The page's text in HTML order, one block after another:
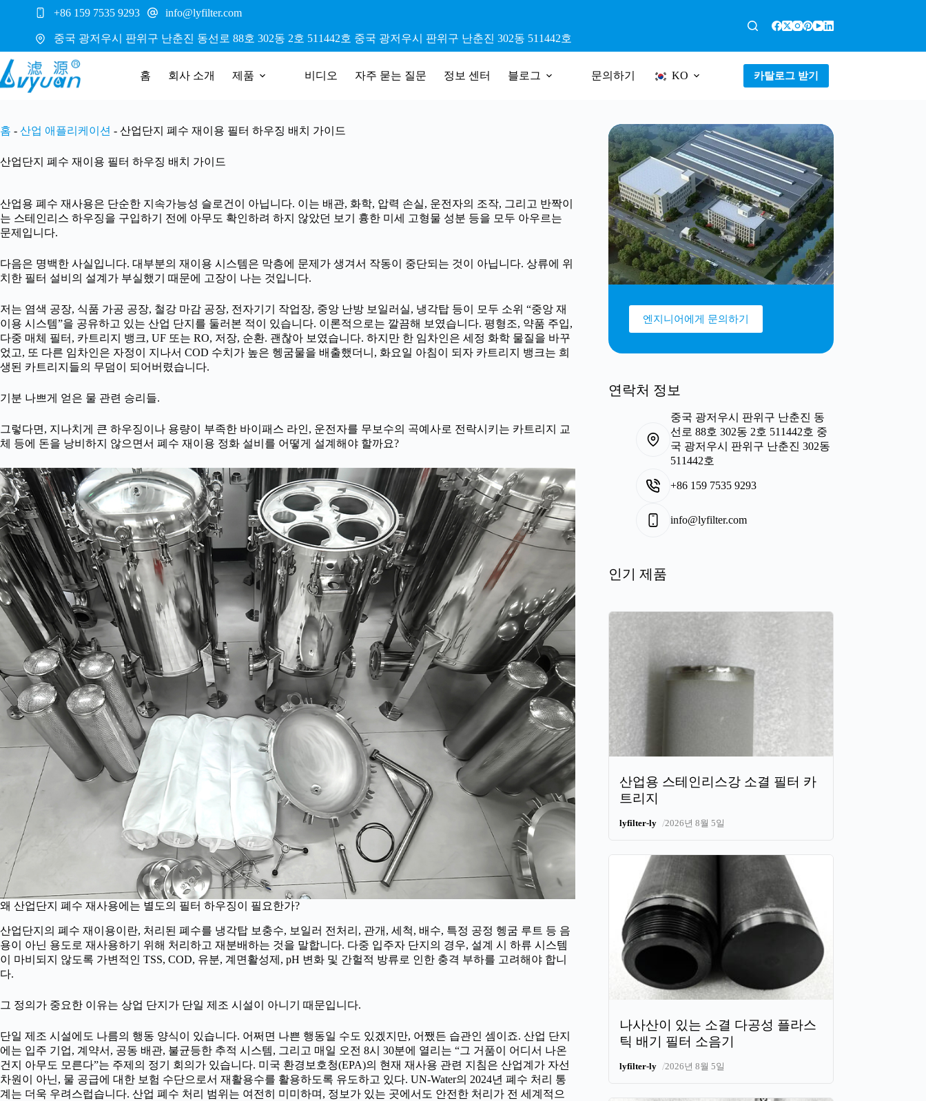
로
건
너
+86 159 7535 9293 info@lyfilter.com
중국 광저우시 판위구 난춘진 동선로 88호 302동 2호 511442호 중국 광저우시 판위구 난춘진 302동 511442호
홈 회사 소개 제품 비디오 자주 묻는 질문 정보 센터 블로그 문의하기 KO 카탈로그 받기
홈 - 산업 애플리케이션 - 산업단지 폐수 재이용 필터 하우징 배치 가이드
산업단지 폐수 재이용 필터 하우징 배치 가이드
산업용 폐수 재사용은 단순한 지속가능성 슬로건이 아닙니다. 이는 배관, 화학, 압력 손실, 운전자의 조작, 그리고 반짝이
는 스테인리스 하우징을 구입하기 전에 아무도 확인하려 하지 않았던 보기 흉한 미세 고형물 성분 등을 모두 아우르는
문제입니다.
다음은 명백한 사실입니다. 대부분의 재이용 시스템은 막층에 문제가 생겨서 작동이 중단되는 것이 아닙니다. 상류에 위
치한 필터 설비의 설계가 부실했기 때문에 고장이 나는 것입니다.
저는 염색 공장, 식품 가공 공장, 철강 마감 공장, 전자기기 작업장, 중앙 난방 보일러실, 냉각탑 등이 모두 소위 “중앙 재
이용 시스템”을 공유하고 있는 산업 단지를 둘러본 적이 있습니다. 이론적으로는 깔끔해 보였습니다. 평형조, 약품 주입,
다중 매체 필터, 카트리지 뱅크, UF 또는 RO, 저장, 순환. 괜찮아 보였습니다. 하지만 한 임차인은 세정 화학 물질을 바꾸
었고, 또 다른 임차인은 자정이 지나서 COD 수치가 높은 헹굼물을 배출했더니, 화요일 아침이 되자 카트리지 뱅크는 희
생된 카트리지들의 무덤이 되어버렸습니다.
기분 나쁘게 얻은 물 관련 승리들.
그렇다면, 지나치게 큰 하우징이나 용량이 부족한 바이패스 라인, 운전자를 무보수의 곡예사로 전락시키는 카트리지 교
체 등에 돈을 낭비하지 않으면서 폐수 재이용 정화 설비를 어떻게 설계해야 할까요?
왜 산업단지 폐수 재사용에는 별도의 필터 하우징이 필요한가?
산업단지의 폐수 재이용이란, 처리된 폐수를 냉각탑 보충수, 보일러 전처리, 관개, 세척, 배수, 특정 공정 헹굼 루트 등 음
용이 아닌 용도로 재사용하기 위해 처리하고 재분배하는 것을 말합니다. 다중 입주자 단지의 경우, 설계 시 하류 시스템
이 마비되지 않도록 가변적인 TSS, COD, 유분, 계면활성제, pH 변화 및 간헐적 방류로 인한 충격 부하를 고려해야 합니
다.
그 정의가 중요한 이유는 상업 단지가 단일 제조 시설이 아니기 때문입니다.
단일 제조 시설에도 나름의 행동 양식이 있습니다. 어쩌면 나쁜 행동일 수도 있겠지만, 어쨌든 습관인 셈이죠. 산업 단지
에는 입주 기업, 계약서, 공동 배관, 불균등한 추적 시스템, 그리고 매일 오전 8시 30분에 열리는 “그 거품이 어디서 나온
건지 아무도 모른다”는 주제의 정기 회의가 있습니다. 미국 환경보호청(EPA)의 현재 재사용 관련 지침은 산업계가 자선
차원이 아닌, 물 공급에 대한 보험 수단으로서 재활용수를 활용하도록 유도하고 있다. UN-Water의 2024년 폐수 처리 통
계는 더욱 우려스럽습니다. 산업 폐수 처리 범위는 여전히 미미하며, 정보가 있는 곳에서도 안전한 처리가 전 세계적으
엔지니어에게 문의하기
연락처 정보
중국 광저우시 판위구 난춘진 동
선로 88호 302동 2호 511442호 중
국 광저우시 판위구 난춘진 302동
511442호
+86 159 7535 9293
info@lyfilter.com
인기 제품
산업용 스테인리스강 소결 필터 카
트리지
lyfilter-ly /2026년 8월 5일
나사산이 있는 소결 다공성 플라스
틱 배기 필터 소음기
lyfilter-ly /2026년 8월 5일